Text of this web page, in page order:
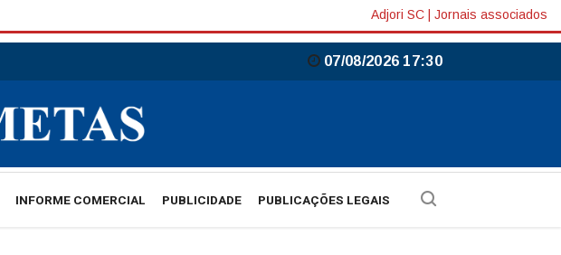
Adjori SC Jornais associados
07/08/2026 17:30
INFORME COMERCIAL PUBLICIDADE PUBLICAÇÕES LEGAIS